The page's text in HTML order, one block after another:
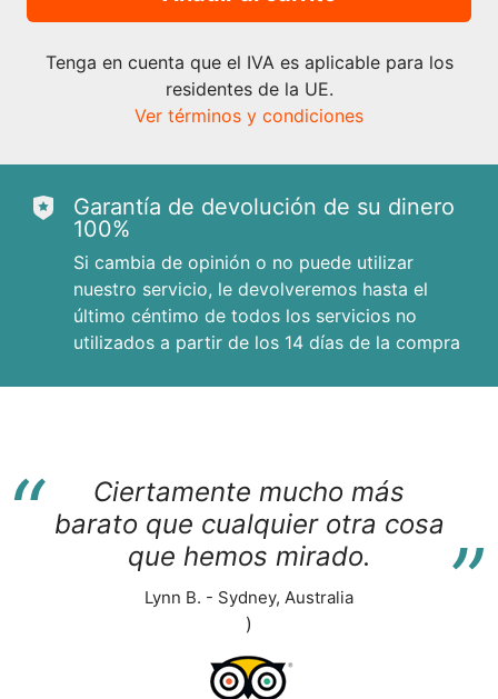
Tenga en cuenta que el IVA es aplicable para los
residentes de la UE.
Ver términos y condiciones
“
Ciertamente mucho más
barato que cualquier otra cosa
que hemos mirado.
“
Lynn B. - Sydney, Australia
)
Garantía de devolución de su dinero
100%
Si cambia de opinión o no puede utilizar
nuestro servicio, le devolveremos hasta el
último céntimo de todos los servicios no
utilizados a partir de los 14 días de la compra